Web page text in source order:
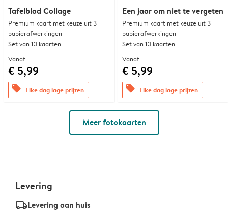
Tafelblad Collage
Premium kaart met keuze uit 3
papierafwerkingen
Set van 10 kaarten
Vanaf
€ 5,99
offers Elke dag lage prijzen
Een jaar om niet te vergeten
Premium kaart met keuze uit 3
papierafwerkingen
Set van 10 kaarten
Vanaf
€ 5,99
offers Elke dag lage prijzen
Meer fotokaarten
Levering
delivery_standard_v2Levering aan huis